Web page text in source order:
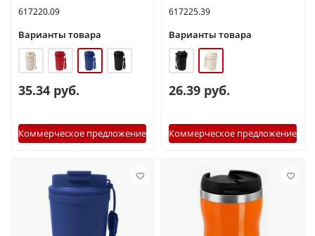
617220.09
Варианты товара
35.34 руб.
Коммерческое предложение
617225.39
Варианты товара
26.39 руб.
Коммерческое предложение